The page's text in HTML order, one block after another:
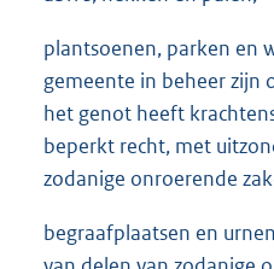
plantsoenen, parken en
gemeente in beheer zijn
het genot heeft
beperkt recht, met
zodanige onroerende
begraafplaatsen en